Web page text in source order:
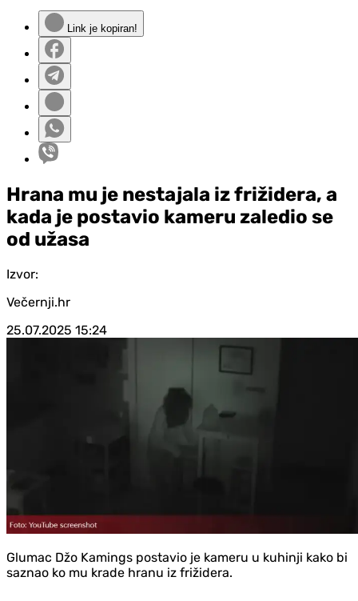
Link je kopiran!
Hrana mu je nestajala iz frižidera, a
kada je postavio kameru zaledio se
od užasa
Izvor:
Večernji.hr
25.07.2025 15:24
Glumac Džo Kamings postavio je kameru u kuhinji kako bi
saznao ko mu krade hranu iz frižidera.